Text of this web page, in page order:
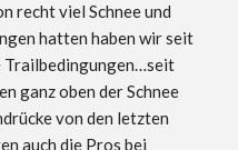
recht viel Schnee und
hatten haben wir seit
Trailbedingungen…seit
ganz oben der Schnee
von den letzten
auch die Pros bei